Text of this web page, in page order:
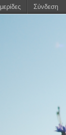
Σύνδεση